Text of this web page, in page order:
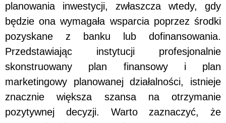
planowania inwestycji, zwłaszcza wtedy, gdy
będzie ona wymagała wsparcia poprzez środki
pozyskane z banku lub dofinansowania.
Przedstawiając instytucji profesjonalnie
skonstruowany plan finansowy i plan
marketingowy planowanej działalności, istnieje
znacznie większa szansa na otrzymanie
pozytywnej decyzji. Warto zaznaczyć, że